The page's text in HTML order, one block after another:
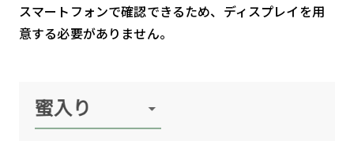
スマートフォンで確認できるため、ディスプレイを用
意する必要がありません。